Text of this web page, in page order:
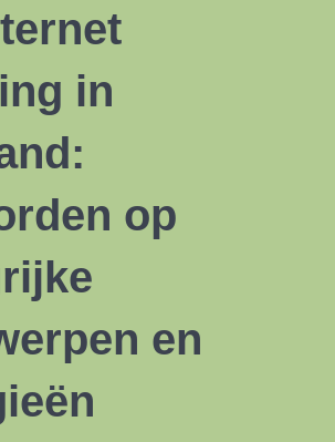
in
op
en